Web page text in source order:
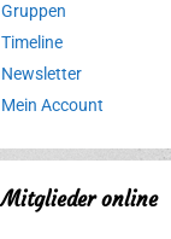
Gruppen
Timeline
Newsletter
Mein Account
Mitglieder online